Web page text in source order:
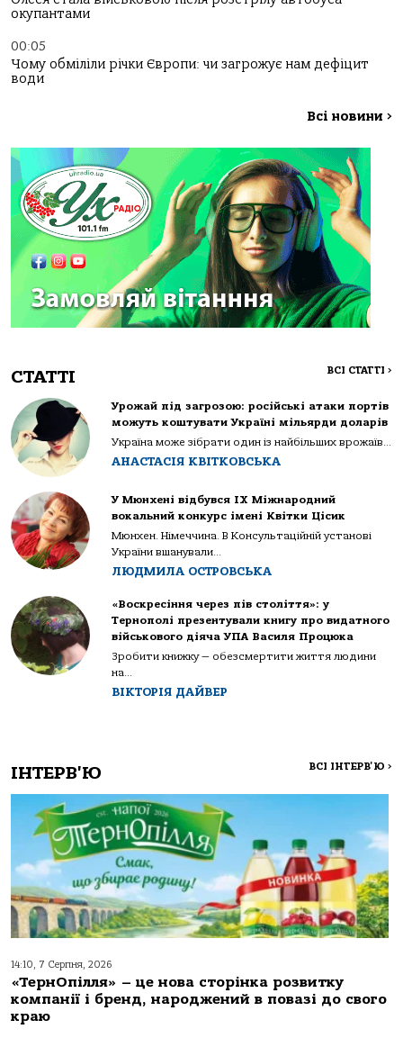
окупантами
00:05
Чому обміліли річки Європи: чи загрожує нам дефіцит
води
Всі новини >
СТАТТІ ВСІ СТАТТІ >
Урожай під загрозою: російські атаки портів
можуть коштувати Україні мільярди доларів
Україна може зібрати один із найбільших врожаїв...
АНАСТАСІЯ КВІТКОВСЬКА
У Мюнхені відбувся IX Міжнародний
вокальний конкурс імені Квітки Цісик
Мюнхен. Німеччина. В Консультаційній установі
України вшанували...
ЛЮДМИЛА ОСТРОВСЬКА
«Воскресіння через пів століття»: у
Тернополі презентували книгу про видатного
військового діяча УПА Василя Процюка
Зробити книжку — обезсмертити життя людини
на...
ВІКТОРІЯ ДАЙВЕР
ІНТЕРВ'Ю ВСІ ІНТЕРВ'Ю >
14:10, 7 Серпня, 2026
«ТернОпілля» – це нова сторінка розвитку
компанії і бренд, народжений в повазі до свого
краю